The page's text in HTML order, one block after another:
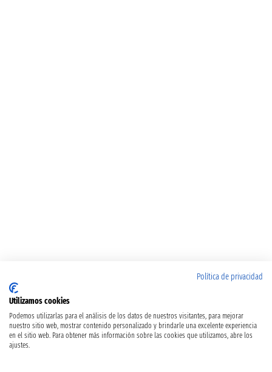
Política de privacidad
Utilizamos cookies
Podemos utilizarlas para el análisis de los datos de nuestros visitantes, para mejorar
nuestro sitio web, mostrar contenido personalizado y brindarle una excelente experiencia
en el sitio web. Para obtener más información sobre las cookies que utilizamos, abre los
ajustes.